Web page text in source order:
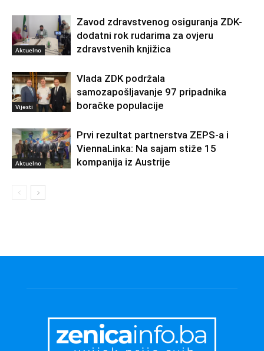
Aktuelno
Zavod zdravstvenog osiguranja ZDK-
dodatni rok rudarima za ovjeru
zdravstvenih knjižica
Vijesti
Vlada ZDK podržala
samozapošljavanje 97 pripadnika
boračke populacije
Aktuelno
Prvi rezultat partnerstva ZEPS-a i
ViennaLinka: Na sajam stiže 15
kompanija iz Austrije